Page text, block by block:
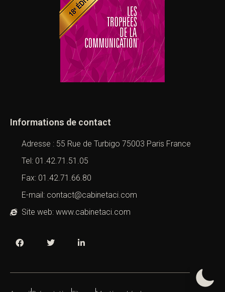
Informations de contact
Adresse : 55 Rue de Turbigo 75003 Paris France
Tel: 01.42.71.51.05
Fax: 01.42.71.66.80
E-mail: contact@cabinetaci.com
Site web: www.cabinetaci.com